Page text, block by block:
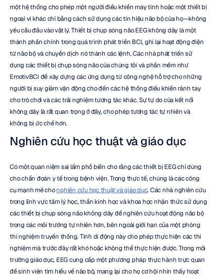
một hệ thống cho phép một người điều khiển máy tính hoặc một thiết bị
ngoại vi khác chỉ bằng cách sử dụng các tín hiệu não bộ của họ—không
yêu cầu đầu vào vật lý. Thiết bị chụp sóng não EEG không dây là một
thành phần chính trong quá trình phát triển BCI, ghi lại hoạt động điện
từ não bộ và chuyển dịch nó thành các lệnh. Các nhà phát triển sử
dụng các thiết bị chụp sóng não của chúng tôi và phần mềm như
EmotivBCI để xây dựng các ứng dụng từ công nghệ hỗ trợ cho những
người bị suy giảm vận động cho đến các hệ thống điều khiển rảnh tay
cho trò chơi và các trải nghiệm tương tác khác. Sự tự do của kết nối
không dây là rất quan trọng ở đây, cho phép tương tác tự nhiên và
không bị ức chế hơn.
Nghiên cứu học thuật và giáo dục
Có một quan niệm sai lầm phổ biến cho rằng các thiết bị EEG chỉ dùng
cho chẩn đoán y tế trong bệnh viện. Trong thực tế, chúng là các công
cụ mạnh mẽ cho nghiên cứu học thuật và giáo dục. Các nhà nghiên cứu
trong lĩnh vực tâm lý học, thần kinh học và khoa học nhận thức sử dụng
các thiết bị chụp sóng não không dây để nghiên cứu hoạt động não bộ
trong các môi trường tự nhiên hơn, bên ngoài giới hạn của một phòng
thí nghiệm truyền thống. Tính di động này cho phép thực hiện các thí
nghiệm mà trước đây rất khó hoặc không thể thực hiện được. Trong môi
trường giáo dục, EEG cung cấp một phương pháp thực hành trực quan
để sinh viên tìm hiểu về não bộ, mang lại cho họ cơ hội nhìn thấy hoạt